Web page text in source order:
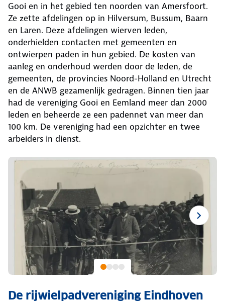
Gooi en in het gebied ten noorden van Amersfoort.
Ze zette afdelingen op in Hilversum, Bussum, Baarn
en Laren. Deze afdelingen wierven leden,
onderhielden contacten met gemeenten en
ontwierpen paden in hun gebied. De kosten van
aanleg en onderhoud werden door de leden, de
gemeenten, de provincies Noord-Holland en Utrecht
en de ANWB gezamenlijk gedragen. Binnen tien jaar
had de vereniging Gooi en Eemland meer dan 2000
leden en beheerde ze een padennet van meer dan
100 km. De vereniging had een opzichter en twee
arbeiders in dienst.
De rijwielpadvereniging Eindhoven